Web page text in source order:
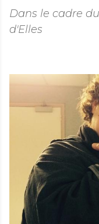
Dans le cadre
d'Elles